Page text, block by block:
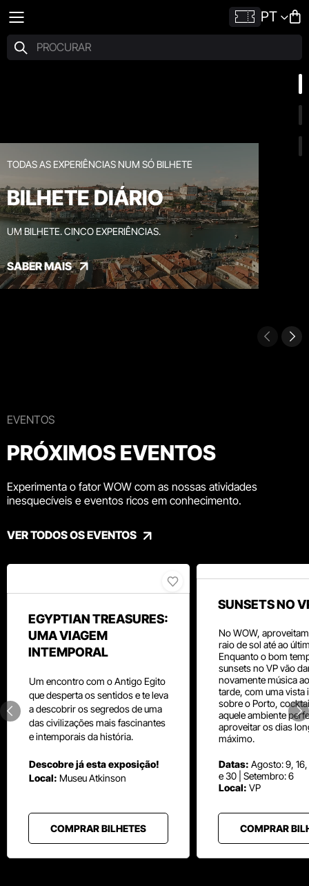
PT
TODAS AS EXPERIÊNCIAS NUM SÓ BILHETE
BILHETE DIÁRIO
UM BILHETE. CINCO EXPERIÊNCIAS.
SABER MAIS
EVENTOS
PRÓXIMOS EVENTOS
Experimenta o fator WOW com as nossas atividades
inesquecíveis e eventos ricos em conhecimento.
VER TODOS OS EVENTOS
EGYPTIAN TREASURES:
UMA VIAGEM
INTEMPORAL
Um encontro com oAntigo Egito
que desperta os sentidos e te leva
a descobrir os segredos de uma
das civilizações mais fascinantes
e intemporais da história.
Descobre já esta exposição!
Local: MuseuAtkinson
COMPRAR BILHETES
SUNSETS NO
No WOW,
raio de sol até ao
Enquanto o bom
sunsets no VP vão
novamente música
tarde, com uma vista
sobre o Porto,
aquele ambiente
aproveitar os dias
máximo.
Datas: Agosto: 9,
e 30 | Setembro: 6
Local: VP
COMPRAR